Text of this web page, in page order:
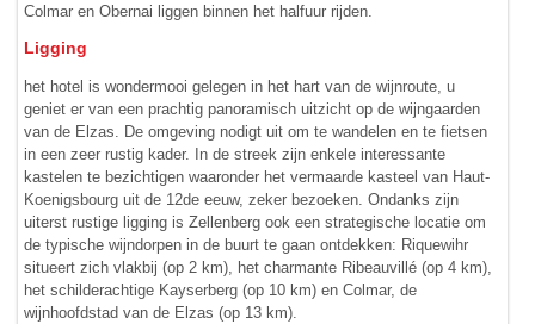
Colmar en Obernai liggen binnen het half­uur rijden.
Ligging
het hotel is wondermooi gelegen in het hart van de wijnroute, u
geniet er van een prachtig panoramisch uitzicht op de wijn­gaarden
van de Elzas. De omgeving nodigt uit om te wandelen en te fietsen
in een zeer rustig kader. In de streek zijn enkele interessante
kastelen te bezichtigen waaronder het vermaarde kasteel van Haut-
Koenigsbourg uit de 12de eeuw, zeker bezoeken. Ondanks zijn
uiterst rustige ligging is Zellenberg ook een strate­gische locatie om
de typische wijndorpen in de buurt te gaan ontdekken: Riquewihr
situeert zich vlakbij (op 2 km), het charmante Ribeauvillé (op 4 km),
het schilderachtige Kayserberg (op 10 km) en Colmar, de
wijnhoofdstad van de Elzas (op 13 km).